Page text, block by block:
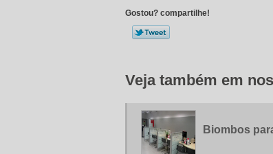
Gostou? compartilhe!
Veja também em
Biombos